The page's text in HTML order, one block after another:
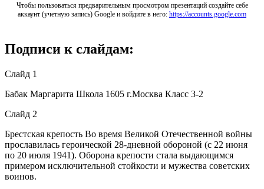
Чтобы пользоваться предварительным просмотром презентаций создайте себе
аккаунт (учетную запись) Google и войдите в него: https://accounts.google.com
Подписи к слайдам:
Слайд 1
Бабак Маргарита Школа 1605 г.Москва Класс 3-2
Слайд 2
Брестская крепость Во время Великой Отечественной войны
прославилась героической 28-дневной обороной (с 22 июня
по 20 июля 1941). Оборона крепости стала выдающимся
примером исключительной стойкости и мужества советских
воинов.